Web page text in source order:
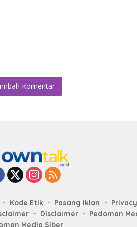
Komentar
Kode Etik Pasang Iklan
Disclaimer
Pedoman
Media Siber